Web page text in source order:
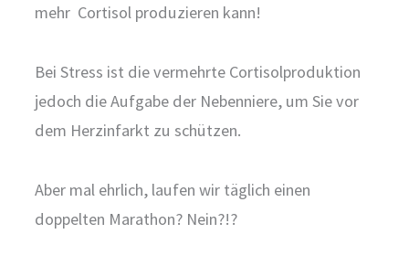
mehr Cortisol produzieren kann!
Bei Stress ist die vermehrte Cortisolproduktion
jedoch die Aufgabe der Nebenniere, um Sie vor
dem Herzinfarkt zu schützen.
Aber mal ehrlich, laufen wir täglich einen
doppelten Marathon? Nein?!?